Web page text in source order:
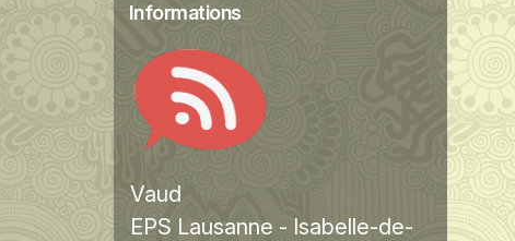
Informations
Vaud
EPS Lausanne - Isabelle-de-